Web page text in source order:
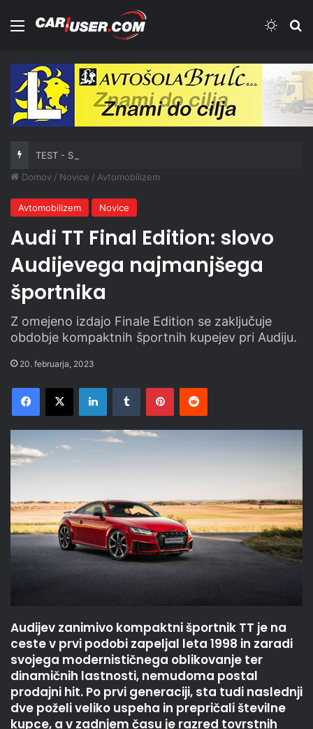
Meni
TEST - Skiroji: Xiaomi Electric Scooter 6 Ultra
Domov / Novice / Avtomobilizem
Avtomobilizem Novice
Audi TT Final Edition: slovo
Audijevega najmanjšega
športnika
Z omejeno izdajo Finale Edition se zaključuje
obdobje kompaktnih športnih kupejev pri Audiju.
20. februarja, 2023
Facebook
X LinkedInTumblr PinterestReddit
Audijev zanimivo kompaktni športnik TT je na
ceste v prvi podobi zapeljal leta 1998 in zaradi
svojega modernističnega oblikovanje ter
dinamičnih lastnosti, nemudoma postal
prodajni hit. Po prvi generaciji, sta tudi naslednji
dve poželi veliko uspeha in prepričali številne
kupce, a v zadnjem času je razred tovrstnih